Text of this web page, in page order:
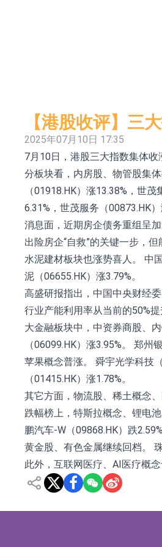
格林美：目前公司
中瓷电子：生产经
格林美：正在积极
宝明科技：
ST豆神：成立全
卓悦控股
日韩股市双双收涨
鲁阳节能：公司汽
日韩股市收盘双双
【港股收评】三
2025年07月10日 17:35
7月10日，港股三大指数集体收
分板块看，内房股、物管股集
（01918.HK）涨13.38%，世
6.31%，世茂服务（00873.HK）
消息面，近期房企债务重组呈
出险房企“自救”的关键一步，
水泥建材板块也涨势喜人。 中
泥（06655.HK）涨3.79%。
高盛研报指出，中国中央财经
行业产能利用率从当前的50%
大金融板块中，中资券商股、
（06099.HK）涨3.95%。 郑
苹果概念普涨。 舜宇光学科技
（01415.HK）涨1.78%。
其它方面，物流股、稀土概念
跌幅榜上，特斯拉概念、锂电
鹏汽车-W（09868.HK）跌
黄金股、有色金属继续回档。
此外，互联网医疗、AI医疗概